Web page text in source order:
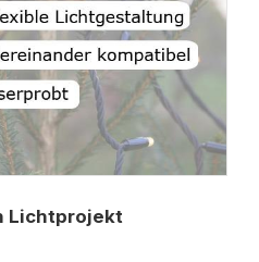
Lichtprojekt